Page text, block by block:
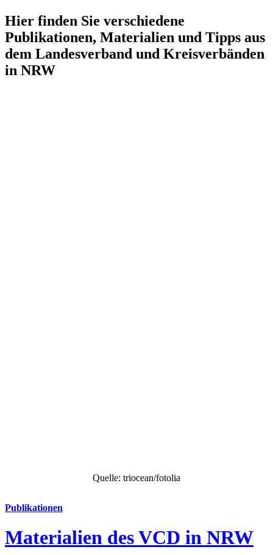
Hier finden Sie verschiedene
Publikationen, Materialien und Tipps aus
dem Landesverband und Kreisverbänden
in NRW
Quelle: triocean/fotolia
Publikationen
Materialien des VCD in NRW